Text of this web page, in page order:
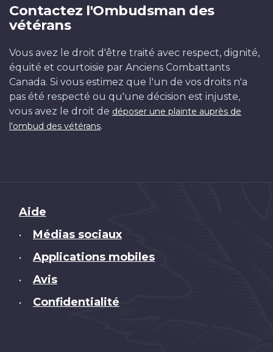
Contactez l'Ombudsman des
vétérans
Vous avez le droit d'être traité avec respect, dignité,
équité et courtoisie par Anciens Combattants
Canada. Si vous estimez que l'un de vos droits n'a
pas été respecté ou qu'une décision est injuste,
vous avez le droit de déposer une plainte auprès de
l'ombud des vétérans.
Brand
Aide
• Médias sociaux
• Applications mobiles
• Avis
• Confidentialité